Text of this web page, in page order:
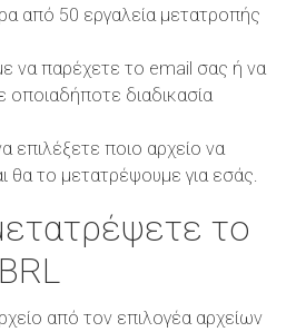
από 50 εργαλεία μετατροπής
να παρέχετε το email σας ή να
διαδικασία
επιλέξετε ποιο αρχείο να
θα το μετατρέψουμε για εσάς.
το
από τον επιλογέα αρχείων